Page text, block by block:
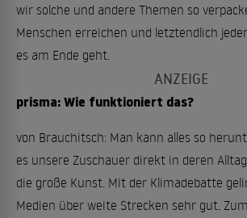
wir solche und andere Themen so
Menschen erreichen und letztendlich
es am Ende geht.
prisma: Wie funktioniert das?
von Brauchitsch: Man kann alles so
es unsere Zuschauer direkt in deren
die große Kunst. Mit der Klimadebatte
Medien über weite Strecken sehr gut.